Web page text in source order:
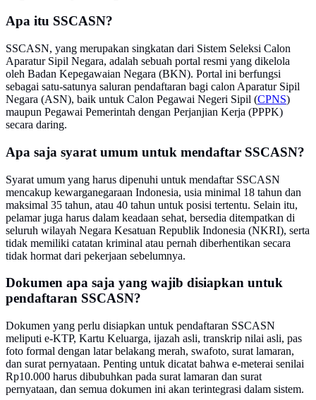
Apa itu SSCASN?
SSCASN, yang merupakan singkatan dari Sistem Seleksi Calon
Aparatur Sipil Negara, adalah sebuah portal resmi yang dikelola
oleh Badan Kepegawaian Negara (BKN). Portal ini berfungsi
sebagai satu-satunya saluran pendaftaran bagi calon Aparatur Sipil
Negara (ASN), baik untuk Calon Pegawai Negeri Sipil (CPNS)
maupun Pegawai Pemerintah dengan Perjanjian Kerja (PPPK)
secara daring.
Apa saja syarat umum untuk mendaftar SSCASN?
Syarat umum yang harus dipenuhi untuk mendaftar SSCASN
mencakup kewarganegaraan Indonesia, usia minimal 18 tahun dan
maksimal 35 tahun, atau 40 tahun untuk posisi tertentu. Selain itu,
pelamar juga harus dalam keadaan sehat, bersedia ditempatkan di
seluruh wilayah Negara Kesatuan Republik Indonesia (NKRI), serta
tidak memiliki catatan kriminal atau pernah diberhentikan secara
tidak hormat dari pekerjaan sebelumnya.
Dokumen apa saja yang wajib disiapkan untuk
pendaftaran SSCASN?
Dokumen yang perlu disiapkan untuk pendaftaran SSCASN
meliputi e-KTP, Kartu Keluarga, ijazah asli, transkrip nilai asli, pas
foto formal dengan latar belakang merah, swafoto, surat lamaran,
dan surat pernyataan. Penting untuk dicatat bahwa e-meterai senilai
Rp10.000 harus dibubuhkan pada surat lamaran dan surat
pernyataan, dan semua dokumen ini akan terintegrasi dalam sistem.